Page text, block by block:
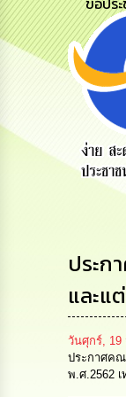
ข้อมูลการ
ประก
และแ
วันศุกร์, 19
ประกาศคณ
พ.ศ.2562